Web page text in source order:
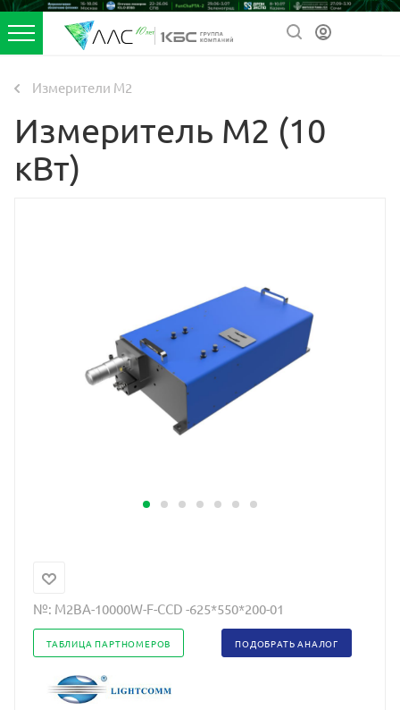
Измерители М2
Измеритель М2 (10
кВт)
№: M2BA-10000W-F-CCD -625*550*200-01
ТАБЛИЦА ПАРТНОМЕРОВ ПОДОБРАТЬ АНАЛОГ